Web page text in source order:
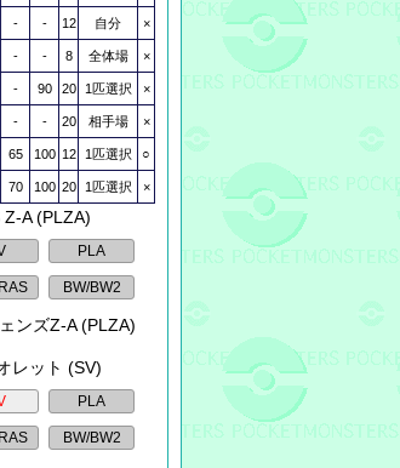
- - 12 自分 ×
- - 8 全体場 ×
- 90 20 1匹選択 ×
- - 20 相手場 ×
65 100 12 1匹選択 ○
70 100 20 1匹選択 ×
Z-A (PLZA)
ンズZ-A (PLZA)
レット (SV)